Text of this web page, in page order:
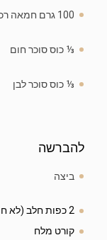
100 גרם חמאה רכה
⅓ כוס סוכר חום
⅓ כוס סוכר לבן
להברשה
ביצה
2 כפות חלב (לא חייב אבל מוסיף)
קורט מלח